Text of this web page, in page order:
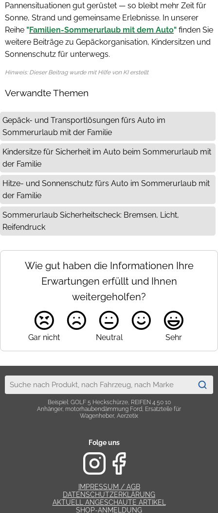
Pannensituationen gut gerüstet — so bleibt mehr Zeit für
Sonne, Strand und gemeinsame Erlebnisse. In unserer
Reihe "Familien-Sommerurlaub mit dem Auto" finden Sie
weitere Beiträge zu Gepäckorganisation, Kindersitzen und
Sonnenschutz für unterwegs.
Hinweis: Dieser Beitrag wurde mit Hilfe von KI erstellt
Verwandte Themen
Gepäck- und Transportlösungen fürs Auto im
Sommerurlaub mit der Familie
Kindersitze für Sicherheit im Auto beim Sommerurlaub mit
der Familie
Hitze- und Sonnenschutz fürs Auto im Sommerurlaub mit
der Familie
Sommerurlaub Sicherheitscheck: Bremsen, Licht,
Reifendruck
Wie gut haben die Informationen Ihre
Erwartungen erfüllt und Ihnen
weitergeholfen?
Gar nicht Neutral Sehr
Beispiel: GOLF 5 Heckschürze, REIFEN 4 50 10
Anhänger, motorhaubendämmung Ford, Ersatzteile für
Wagenheber, Aerzetix
Folge uns
IMPRESSUM / AGB
DATENSCHUTZERKLÄRUNG
AKTUELL ANGESCHAUTE ARTIKEL
SHOP-ANMELDUNG